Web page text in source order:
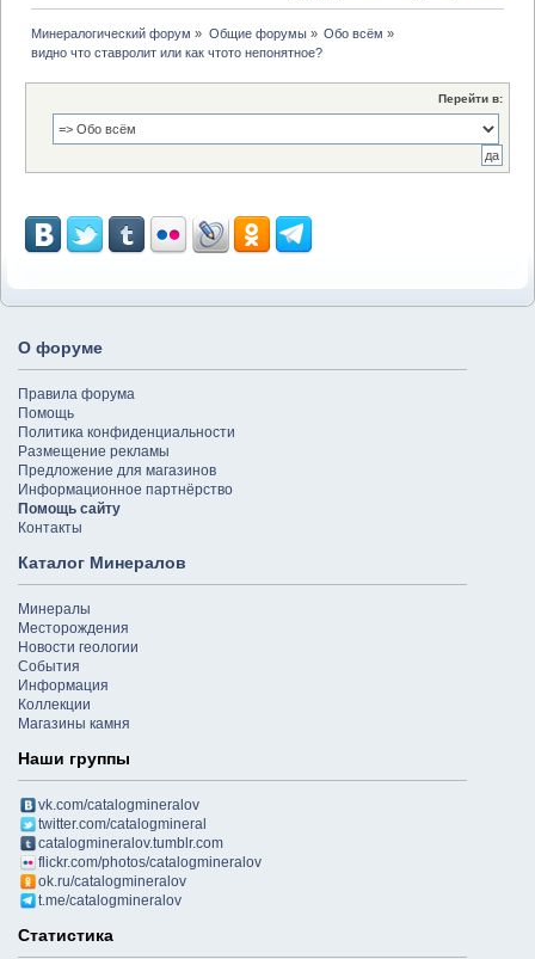
Минералогический форум » Общие форумы» Обо всём »
видно что ставролит или как чтото непонятное?
Перейти в:
О форуме
Правила форума
Помощь
Политика конфиденциальности
Размещение рекламы
Предложение для магазинов
Информационное партнёрство
Помощь сайту
Контакты
Каталог Минералов
Минералы
Месторождения
Новости геологии
События
Информация
Коллекции
Магазины камня
Наши группы
vk.com/catalogmineralov
twitter.com/catalogmineral
catalogmineralov.tumblr.com
flickr.com/photos/catalogmineralov
ok.ru/catalogmineralov
t.me/catalogmineralov
Статистика